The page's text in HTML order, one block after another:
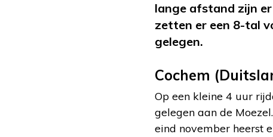
lange afstand zijn
zetten er een 8-tal
gelegen.
Cochem
Op een kleine 4 uur
gelegen aan de
eind november heerst